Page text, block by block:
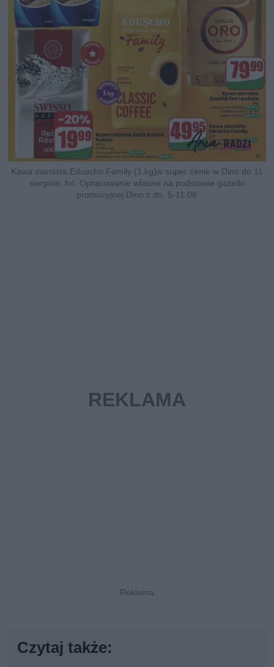
Kawa ziarnista Eduscho Family (1 kg)w super cenie w Dino do 11
sierpnia, fot. Opracowanie własne na podstawie gazetki
promocyjnej Dino z dn. 5-11.08
Czytaj także: